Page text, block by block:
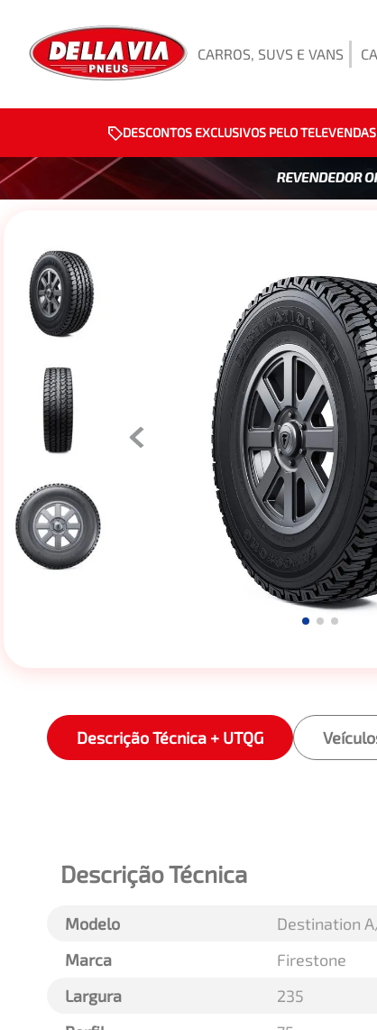
CARROS, SUVS E VANS
DESCONTOS EXCLUSIVOS PELO TELEVENDAS
Descrição Técnica + UTQG
Descrição Técnica
Modelo
Destination
Marca
Firestone
Largura
235